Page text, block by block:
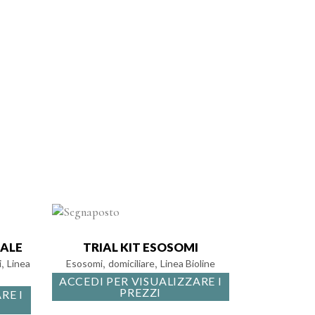
, Linea
I
TRIAL KIT ESOSOMI
Esosomi, domiciliare, Linea Bioline
ACCEDI PER VISUALIZZARE I
PREZZI